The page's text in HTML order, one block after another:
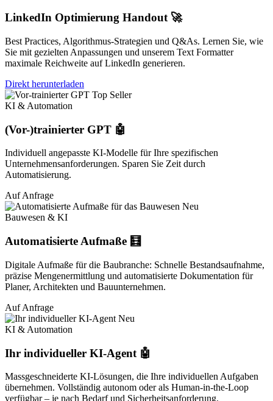
LinkedIn Optimierung Handout 🚀
Best Practices, Algorithmus-Strategien und Q&As. Lernen Sie, wie
Sie mit gezielten Anpassungen und unserem Text Formatter
maximale Reichweite auf LinkedIn generieren.
Direkt herunterladen
Top Seller
KI & Automation
(Vor-)trainierter GPT 🤖
Individuell angepasste KI-Modelle für Ihre spezifischen
Unternehmensanforderungen. Sparen Sie Zeit durch
Automatisierung.
Auf Anfrage
Neu
Bauwesen & KI
Automatisierte Aufmaße 🧮
Digitale Aufmaße für die Baubranche: Schnelle Bestandsaufnahme,
präzise Mengenermittlung und automatisierte Dokumentation für
Planer, Architekten und Bauunternehmen.
Auf Anfrage
Neu
KI & Automation
Ihr individueller KI-Agent 🤖
Massgeschneiderte KI-Lösungen, die Ihre individuellen Aufgaben
übernehmen. Vollständig autonom oder als Human-in-the-Loop
verfügbar – je nach Bedarf und Sicherheitsanforderung.